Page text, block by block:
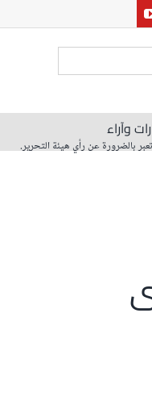
وآراء
تعبر بالضرورة عن رأي هيئة التحرير.